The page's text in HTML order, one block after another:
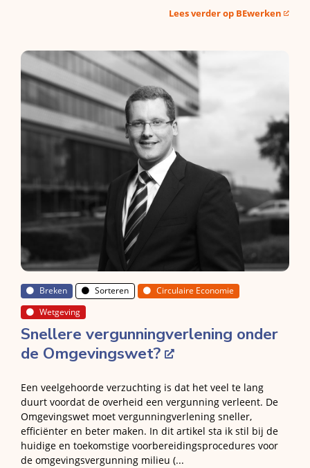
Lees verder op BEwerken
Breken Sorteren
Circulaire Economie
Wetgeving
Snellere vergunningverlening onder
de Omgevingswet?
Een veelgehoorde verzuchting is dat het veel te lang
duurt voordat de overheid een vergunning verleent. De
Omgevingswet moet vergunningverlening sneller,
efficiënter en beter maken. In dit artikel sta ik stil bij de
huidige en toekomstige voorbereidingsprocedures voor
de omgevingsvergunning milieu (...